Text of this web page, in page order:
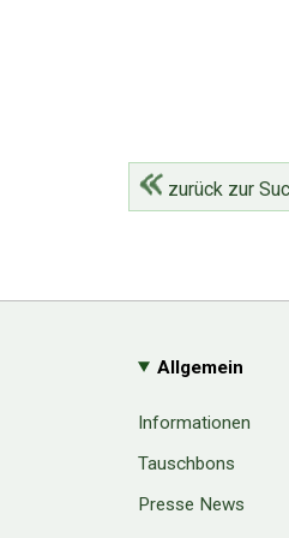
zurück zur
Allgemein
Informationen
Tauschbons
Presse News